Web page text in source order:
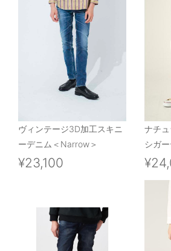
ヴィンテージ3D加工スキニ
ーデニム＜Narrow＞
¥23,100
ナチ
シガ